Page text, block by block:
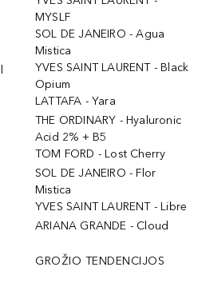
MYSLF
SOL DE JANEIRO - Agua
Mistica
YVES SAINT LAURENT - Black
Opium
LATTAFA - Yara
THE ORDINARY - Hyaluronic
Acid 2% + B5
TOM FORD - Lost Cherry
SOL DE JANEIRO - Flor
Mistica
YVES SAINT LAURENT - Libre
ARIANA GRANDE - Cloud
GROŽIO TENDENCIJOS